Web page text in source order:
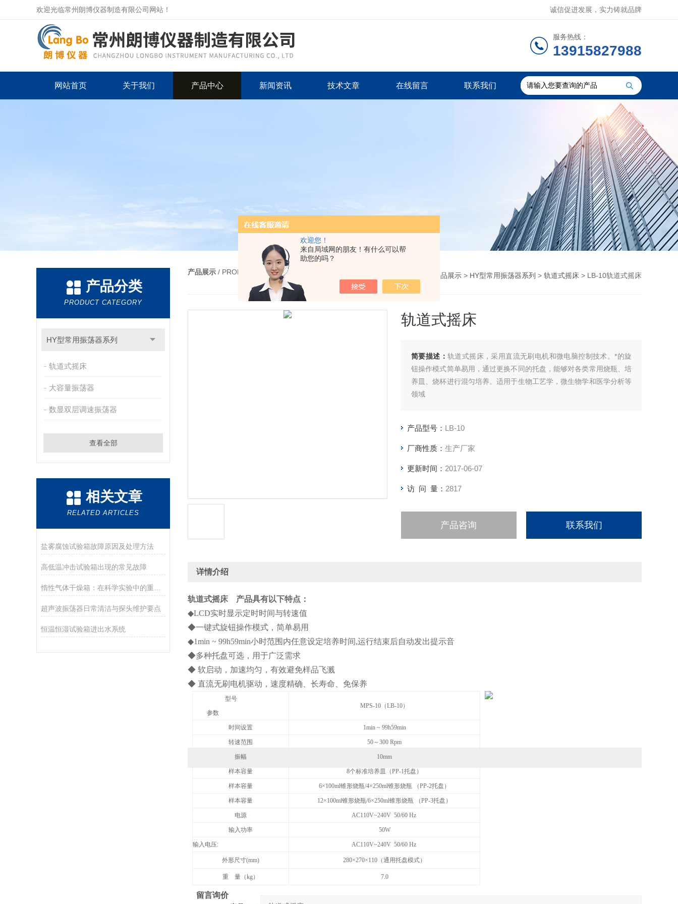
欢迎您！
来自局域网的朋友！有什么可以帮
助您的吗？
欢迎光临常州朗博仪器制造有限公司网站！ 诚信促进发展，实力铸就品牌
服务热线：
13915827988
网站首页 关于我们 产品中心 新闻资讯 技术文章 在线留言 联系我们
产品分类
PRODUCT CATEGORY
HY型常用振荡器系列
轨道式摇床
大容量振荡器
数显双层调速振荡器
查看全部
相关文章
RELATED ARTICLES
盐雾腐蚀试验箱故障原因及处理方法
高低温冲击试验箱出现的常见故障
惰性气体干燥箱：在科学实验中的重要作用
超声波振荡器日常清洁与探头维护要点
恒温恒湿试验箱进出水系统
产品展示 / PRODUCTS 产品展示 > HY型常用振荡器系列 > 轨道式摇床 > LB-10轨道式摇床
轨道式摇床
简要描述： 轨道式摇床，采用直流无刷电机和微电脑控制技术。*的旋
钮操作模式简单易用，通过更换不同的托盘，能够对各类常用烧瓶、培
养皿、烧杯进行混匀培养。适用于生物工艺学，微生物学和医学分析等
领域
产品型号： LB-10
厂商性质： 生产厂家
更新时间： 2017-06-07
访 问 量： 2817
产品咨询 联系我们
详情介绍
轨道式摇床 产品具有以下特点 ：
◆LCD实时显示定时时间与转速值
◆一键式旋钮操作模式，简单易用
◆1min ~ 99h59min小时范围内任意设定培养时间,运行结束后自动发出提示音
◆多种托盘可选，用于广泛需求
◆ 软启动，加速均匀，有效避免样品飞溅
◆ 直流无刷电机驱动，速度精确、长寿命、免保养
型号
参数
MPS-10（LB-10）
时间设置 1min ~ 99h59min
转速范围 50～300 Rpm
振幅 10mm
样本容量 8个标准培养皿（PP-1托盘）
样本容量 6×100ml锥形烧瓶/4×250ml锥形烧瓶 （PP-2托盘）
样本容量 12×100ml锥形烧瓶/6×250ml锥形烧瓶 （PP-3托盘）
电源 AC110V~240V 50/60 Hz
输入功率 50W
输入电压: AC110V~240V 50/60 Hz
外形尺寸(mm) 280×270×110（通用托盘模式）
重 量（kg） 7.0
留言询价